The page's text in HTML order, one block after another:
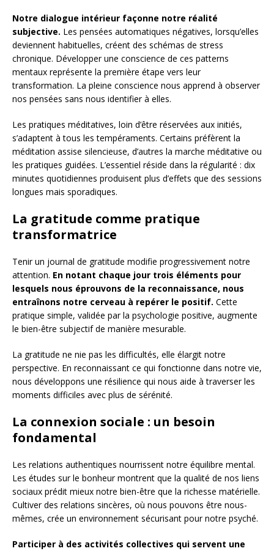
Notre dialogue intérieur façonne notre réalité
subjective. Les pensées automatiques négatives, lorsqu’elles
deviennent habituelles, créent des schémas de stress
chronique. Développer une conscience de ces patterns
mentaux représente la première étape vers leur
transformation. La pleine conscience nous apprend à observer
nos pensées sans nous identifier à elles.
Les pratiques méditatives, loin d’être réservées aux initiés,
s’adaptent à tous les tempéraments. Certains préfèrent la
méditation assise silencieuse, d’autres la marche méditative ou
les pratiques guidées. L’essentiel réside dans la régularité : dix
minutes quotidiennes produisent plus d’effets que des sessions
longues mais sporadiques.
La gratitude comme pratique
transformatrice
Tenir un journal de gratitude modifie progressivement notre
attention. En notant chaque jour trois éléments pour
lesquels nous éprouvons de la reconnaissance, nous
entraînons notre cerveau à repérer le positif. Cette
pratique simple, validée par la psychologie positive, augmente
le bien-être subjectif de manière mesurable.
La gratitude ne nie pas les difficultés, elle élargit notre
perspective. En reconnaissant ce qui fonctionne dans notre vie,
nous développons une résilience qui nous aide à traverser les
moments difficiles avec plus de sérénité.
La connexion sociale : un besoin
fondamental
Les relations authentiques nourrissent notre équilibre mental.
Les études sur le bonheur montrent que la qualité de nos liens
sociaux prédit mieux notre bien-être que la richesse matérielle.
Cultiver des relations sincères, où nous pouvons être nous-
mêmes, crée un environnement sécurisant pour notre psyché.
Participer à des activités collectives qui servent une